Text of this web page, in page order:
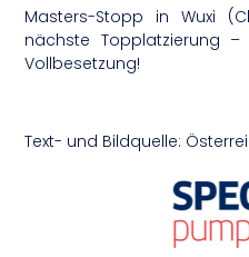
Masters-Stopp in Wuxi
nächste Topplatzierung
Vollbesetzung!
Text- und Bildquelle: